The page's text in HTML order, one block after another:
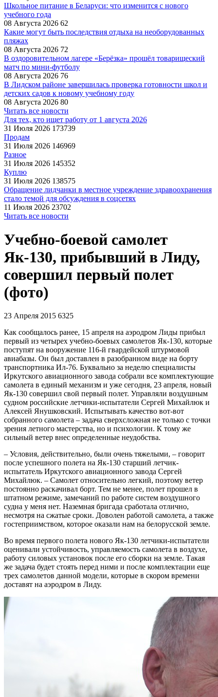
Школьное питание в Беларуси: что изменится с нового
учебного года
08 Августа 2026 62
Какие могут быть последствия отдыха на необорудованных
пляжах
08 Августа 2026 72
В оздоровительном лагере «Берёзка» прошёл товарищеский
матч по мини-футболу
08 Августа 2026 76
В Лидском районе завершилась проверка готовности школ и
детских садов к новому учебному году
08 Августа 2026 80
Читать все новости
Для тех, кто ищет работу от 1 августа 2026
31 Июля 2026 173739
Продам
31 Июля 2026 146969
Разное
31 Июля 2026 145352
Куплю
31 Июля 2026 138575
Обращение лидчанки в местное учреждение здравоохранения
стало темой для обсуждения в соцсетях
11 Июля 2026 23702
Читать все новости
Учебно-боевой самолет
Як-130, прибывший в Лиду,
совершил первый полет
(фото)
23 Апреля 2015 6325
Как сообщалось ранее, 15 апреля на аэродром Лиды прибыл
первый из четырех учебно-боевых самолетов Як-130, которые
поступят на вооружение 116-й гвардейской штурмовой
авиабазы. Он был доставлен в разобранном виде на борту
транспортника Ил-76. Буквально за неделю специалисты
Иркутского авиационного завода собрали все комплектующие
самолета в единый механизм и уже сегодня, 23 апреля, новый
Як-130 совершил свой первый полет. Управляли воздушным
судном российские летчики-испытатели Сергей Михайлюк и
Алексей Янушковский. Испытывать качество вот-вот
собранного самолета – задача сверхсложная не только с точки
зрения летного мастерства, но и психологии. К тому же
сильный ветер внес определенные неудобства.
– Условия, действительно, были очень тяжелыми, – говорит
после успешного полета на Як-130 старший летчик-
испытатель Иркутского авиационного завода Сергей
Михайлюк. – Самолет относительно легкий, поэтому ветер
постоянно раскачивал борт. Тем не менее, полет прошел в
штатном режиме, замечаний по работе систем воздушного
судна у меня нет. Наземная бригада сработала отлично,
несмотря на сжатые сроки. Доволен работой самолета, а также
гостеприимством, которое оказали нам на белорусской земле.
Во время первого полета нового Як-130 летчики-испытатели
оценивали устойчивость, управляемость самолета в воздухе,
работу силовых установок после его сборки на земле. Такая
же задача будет стоять перед ними и после комплектации еще
трех самолетов данной модели, которые в скором времени
доставят на аэродром в Лиду.